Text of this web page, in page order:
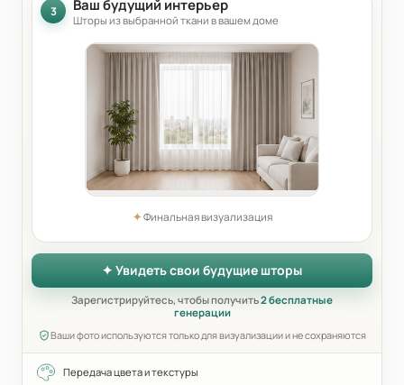
3 Ваш будущий интерьер
Шторы из выбранной ткани в вашем доме
✦Финальная визуализация
✦ Увидеть свои будущие шторы
Зарегистрируйтесь, чтобы получить2 бесплатные
генерации
Ваши фото используются только для визуализации и не сохраняются
Передача цвета и текстуры